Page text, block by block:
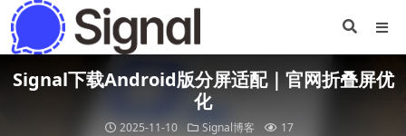
Signal下载Android版分屏适配｜官网折叠屏优
化
2025-11-10 Signal博客 17